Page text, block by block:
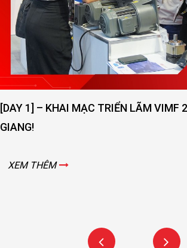
[DAY 1] – KHAI MẠC TRIỂN LÃM VIMF
GIANG!
XEM THÊM